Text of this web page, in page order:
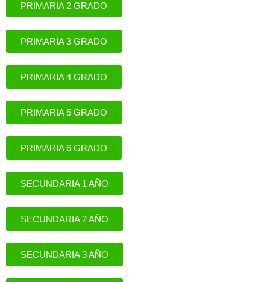
PRIMARIA 2 GRADO
PRIMARIA 3 GRADO
PRIMARIA 4 GRADO
PRIMARIA 5 GRADO
PRIMARIA 6 GRADO
SECUNDARIA 1 AÑO
SECUNDARIA 2 AÑO
SECUNDARIA 3 AÑO